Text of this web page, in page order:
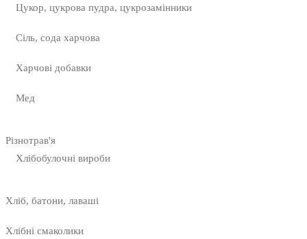
Цукор, цукрова пудра, цукрозамінники
Сіль, сода харчова
Харчові добавки
Мед
Різнотрав'я
Хлібобулочні вироби
Хліб, батони, лаваші
Хлібні смаколики